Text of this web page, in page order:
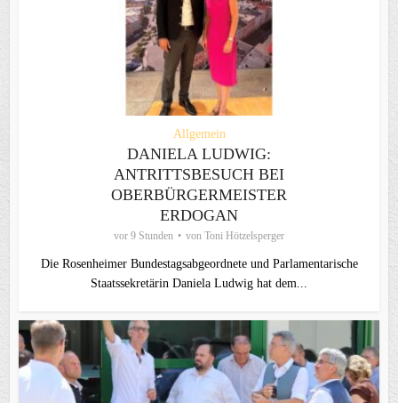
Allgemein
DANIELA LUDWIG:
ANTRITTSBESUCH BEI
OBERBÜRGERMEISTER
ERDOGAN
vor 9 Stunden von Toni Hötzelsperger
Die Rosenheimer Bundestagsabgeordnete und Parlamentarische
Staatssekretärin Daniela Ludwig hat dem...